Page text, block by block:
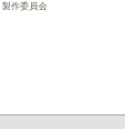
作委員会